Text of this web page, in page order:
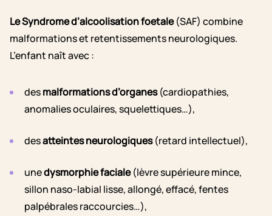
Le Syndrome d’alcoolisation foetale(SAF) combine
malformations et retentissements neurologiques.
L’enfant naît avec :
desmalformations d’organes(cardiopathies,
anomalies oculaires, squelettiques…),
desatteintes neurologiques(retard intellectuel),
unedysmorphie faciale(lèvre supérieure mince,
sillon naso-labial lisse, allongé, effacé, fentes
palpébrales raccourcies…),